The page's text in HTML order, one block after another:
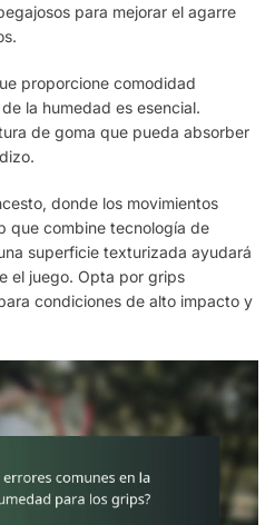
para mejorar el agarre
proporcione comodidad
la humedad es esencial.
de goma que pueda absorber
donde los movimientos
que combine tecnología de
superficie texturizada ayudará
el juego. Opta por grips
condiciones de alto impacto y